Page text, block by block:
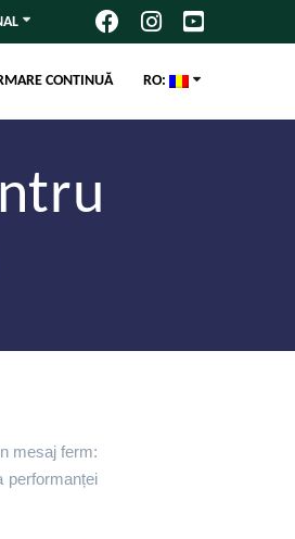
CONTINUĂ RO:
mesaj ferm:
performanței